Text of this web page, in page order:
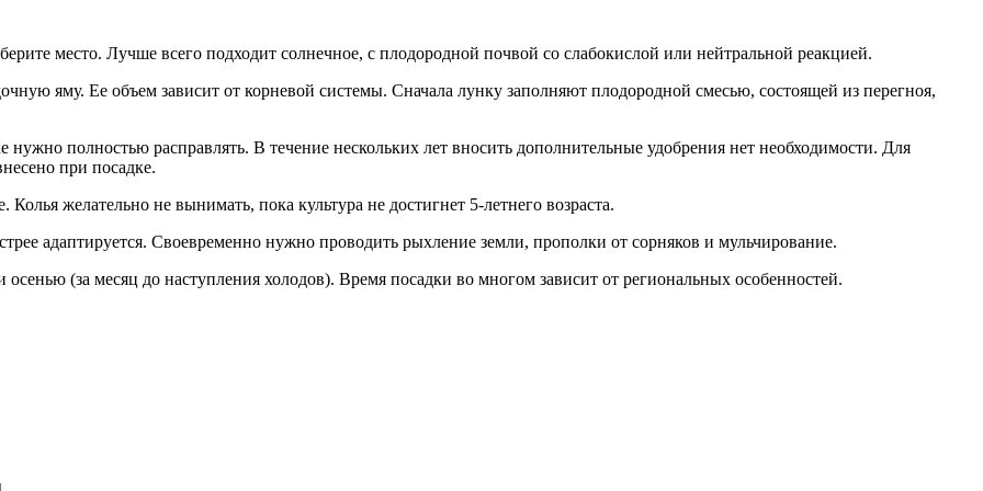
место. Лучше всего подходит солнечное, с плодородной почвой со слабокислой или нейтральной реакцией.
яму. Ее объем зависит от корневой системы. Сначала лунку заполняют плодородной смесью, состоящей из перегноя,
полностью расправлять. В течение нескольких лет вносить дополнительные удобрения нет необходимости. Для
при посадке.
Колья желательно не вынимать, пока культура не достигнет 5-летнего возраста.
адаптируется. Своевременно нужно проводить рыхление земли, прополки от сорняков и мульчирование.
(за месяц до наступления холодов). Время посадки во многом зависит от региональных особенностей.